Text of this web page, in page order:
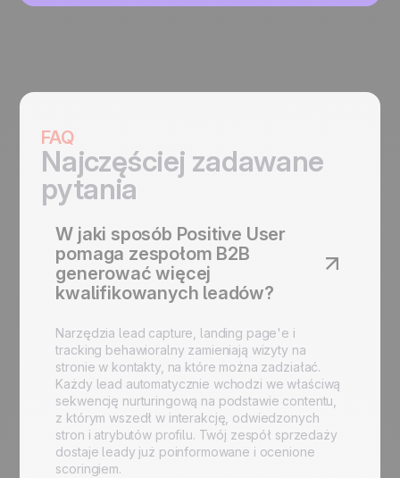
FAQ
Najczęściej zadawane
pytania
W jaki sposób Positive User
pomaga zespołom B2B
generować więcej
kwalifikowanych leadów?
Narzędzia lead capture, landing page'e i
tracking behawioralny zamieniają wizyty na
stronie w kontakty, na które można zadziałać.
Każdy lead automatycznie wchodzi we właściwą
sekwencję nurturingową na podstawie contentu,
z którym wszedł w interakcję, odwiedzonych
stron i atrybutów profilu. Twój zespół sprzedaży
dostaje leady już poinformowane i ocenione
scoringiem.